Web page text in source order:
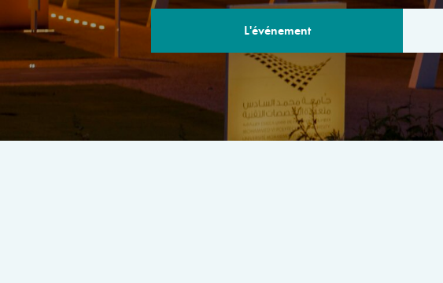
L'événement
LE PROGRAMME